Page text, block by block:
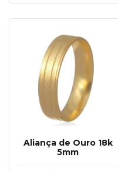
Aliança de Ouro 18k
5mm